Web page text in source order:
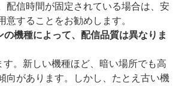
配信時間が固定されている場合は、安
意することをお勧めします。
の機種によって、配信品質は異なりま
。新しい機種ほど、暗い場所でも高
向があります。しかし、たとえ古い機